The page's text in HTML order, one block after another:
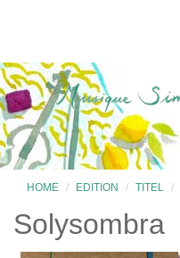
HOME EDITION TITEL
Solysombra